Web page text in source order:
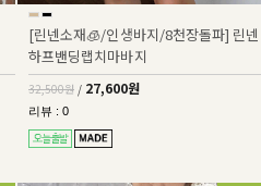
[린넨소재🧊/인생바지/8천장돌파] 린넨
하프밴딩랩치마바지
32,500원 / 27,600원
리뷰 : 0